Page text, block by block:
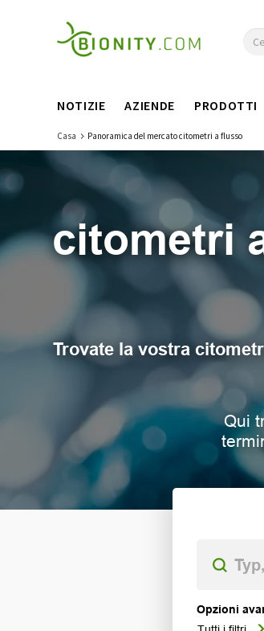
NOTIZIE AZIENDE PRODOTTI
Casa Panoramica del mercato citometri a flusso
citometri
Trovate la vostra
Qui
Opzioni